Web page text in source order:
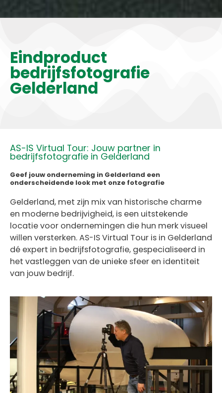
Eindproduct
bedrijfsfotografie
Gelderland
AS-IS Virtual Tour: Jouw partner in
bedrijfsfotografie in Gelderland
Geef jouw onderneming in Gelderland een
onderscheidende look met onze fotografie
Gelderland, met zijn mix van historische charme
en moderne bedrijvigheid, is een uitstekende
locatie voor ondernemingen die hun merk visueel
willen versterken. AS-IS Virtual Tour is in Gelderland
dé expert in bedrijfsfotografie, gespecialiseerd in
het vastleggen van de unieke sfeer en identiteit
van jouw bedrijf.